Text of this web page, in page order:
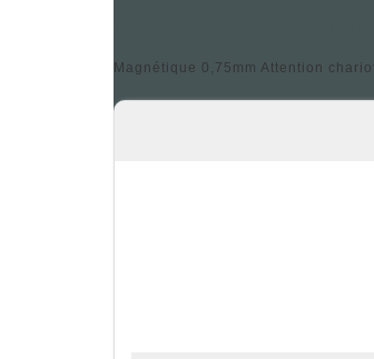
Magnétique 0,75mm Attention